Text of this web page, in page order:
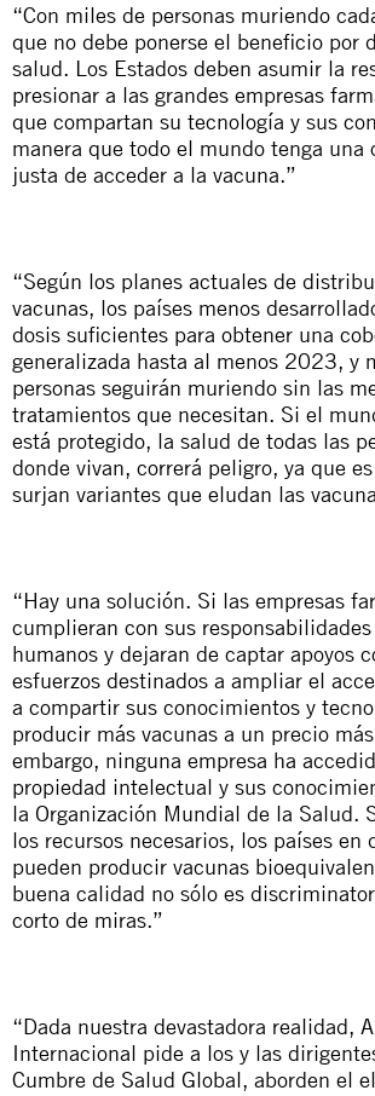
“Con miles de personas muriendo
que no debe ponerse el beneficio por
salud. Los Estados deben asumir la
presionar a las grandes empresas
que compartan su tecnología y sus
manera que todo el mundo tenga una
justa de acceder a la vacuna.”
“Según los planes actuales de
vacunas, los países menos
dosis suficientes para obtener una
generalizada hasta al menos 2023, y
personas seguirán muriendo sin las
tratamientos que necesitan. Si el
está protegido, la salud de todas las
donde vivan, correrá peligro, ya que
surjan variantes que eludan las
“Hay una solución. Si las empresas
cumplieran con sus
humanos y dejaran de captar apoyos
esfuerzos destinados a ampliar el
a compartir sus conocimientos y
producir más vacunas a un precio
embargo, ninguna empresa ha
propiedad intelectual y sus
la Organización Mundial de la Salud.
los recursos necesarios, los países en
pueden producir vacunas
buena calidad no sólo es
corto de miras.”
“Dada nuestra devastadora realidad,
Internacional pide a los y las
Cumbre de Salud Global, aborden el